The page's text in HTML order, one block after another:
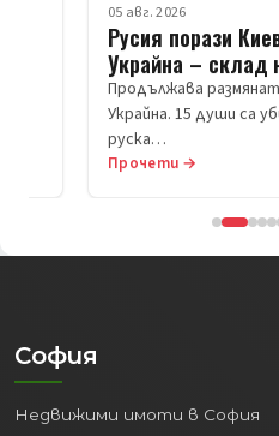
05 авг. 2026
Русия порази Киев с
Украйна – склад на
Продължава размяната на
Украйна. 15 души са убити,
руска…
Прочети →
София
Недвижими имоти в София